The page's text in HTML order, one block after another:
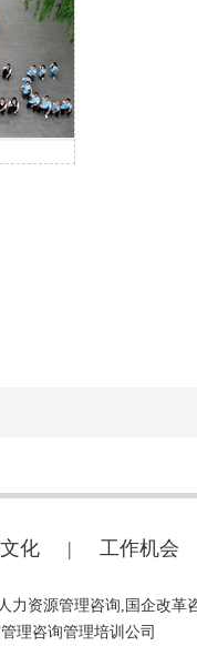
化 | 工作机会
资源管理咨询,国企改
理咨询管理培训公司